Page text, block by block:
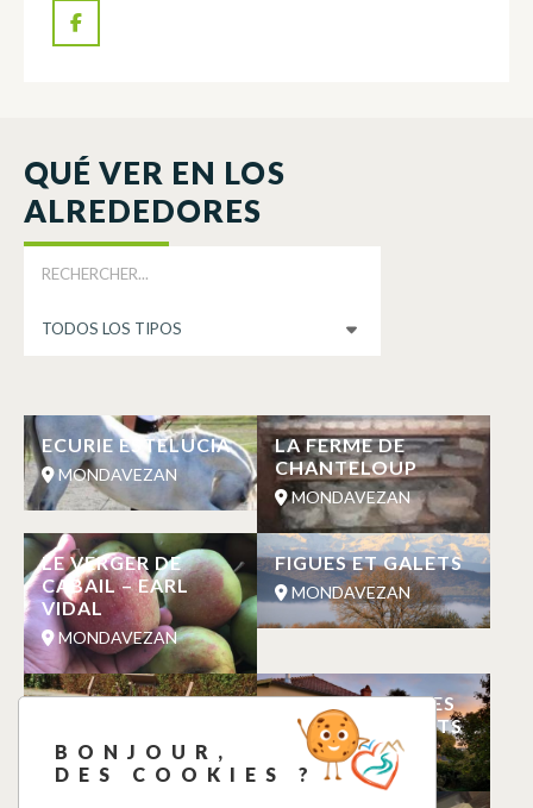
QUÉ VER EN LOS
ALREDEDORES
ECURIE ESTELUCIA
MONDAVEZAN
LA FERME DE
CHANTELOUP
MONDAVEZAN
LE VERGER DE
CABAIL – EARL
VIDAL
MONDAVEZAN
FIGUES ET GALETS
MONDAVEZAN
UN BRIN SAUVAGE
MAISON D’HOTES
FIGUES ET GALETS
MONDAVEZAN
BONJOUR,
DES COOKIES ?